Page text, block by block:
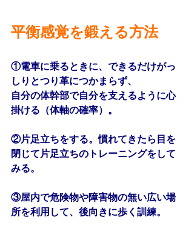
平衡感覚を鍛える方法
①電車に乗るときに、できるだけがっ
しりとつり革につかまらず、
自分の体幹部で自分を支えるように心
掛ける（体軸の確率）。
②片足立ちをする。慣れてきたら目を
閉じて片足立ちのトレーニングをして
みる。
③屋内で危険物や障害物の無い広い場
所を利用して、後向きに歩く訓練。